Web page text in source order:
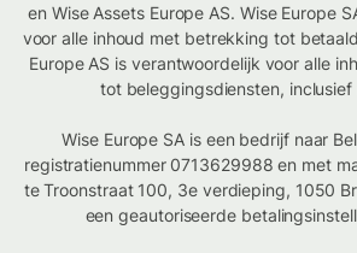
en Wise Assets Europe AS. Wise Europe
voor alle inhoud met betrekking tot
Europe AS is verantwoordelijk voor alle
tot beleggingsdiensten, inclusief
Wise Europe SA is een bedrijf naar
registratienummer 0713629988 en met
te Troonstraat 100, 3e verdieping, 1050
een geautoriseerde